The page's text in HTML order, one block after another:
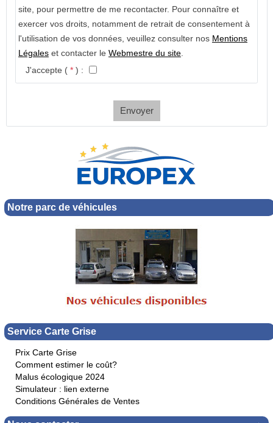
Notre parc de véhicules
Service Carte Grise
Prix Carte Grise
Comment estimer le coût?
Malus écologique 2024
Simulateur : lien externe
Conditions Générales de Ventes
site, pour permettre de me recontacter. Pour connaître et
exercer vos droits, notamment de retrait de consentement à
l'utilisation de vos données, veuillez consulter nos Mentions
Légaleset contacter le Webmestre du site.
J'accepte ( *) :
Envoyer